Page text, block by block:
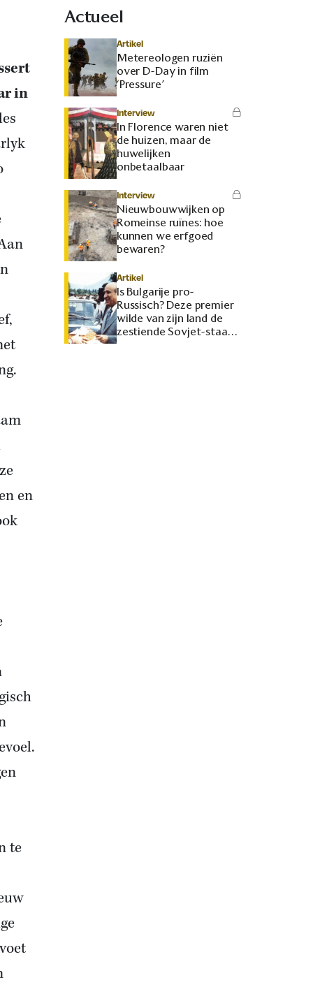
in
en
te
Actueel
Artikel
Metereologen ruziën
over D-Day in film
‘Pressure’
Interview
In Florence waren niet
de huizen, maar de
huwelijken
onbetaalbaar
Interview
Nieuwbouwwijken op
Romeinse ruïnes: hoe
kunnen we erfgoed
bewaren?
Artikel
Is Bulgarije pro-
Russisch? Deze premier
wilde van zijn land de
zestiende Sovjet-staat
maken